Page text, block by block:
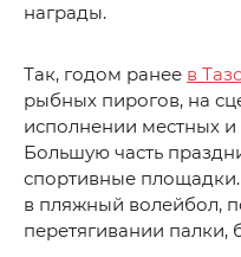
награды.
Так, годом ранее в
рыбных пирогов, на
исполнении местных и
Большую часть
спортивные
в пляжный волейбол,
перетягивании палки,